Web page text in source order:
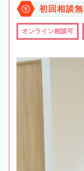
初回相談
オンライン相談可